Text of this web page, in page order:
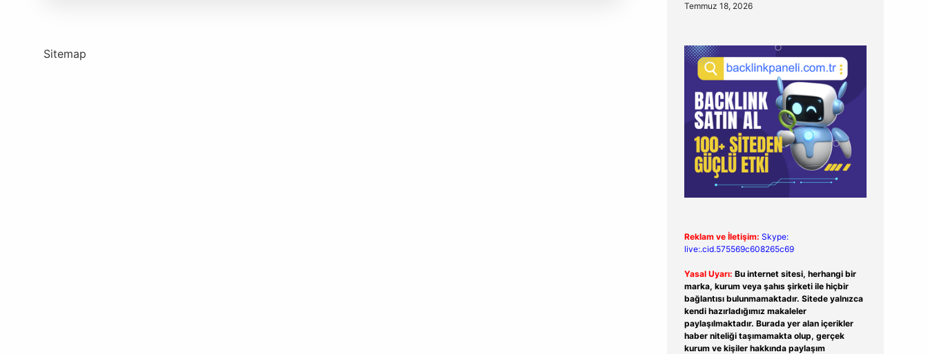
Sitemap
Temmuz 18, 2026
Reklam ve İletişim: Skype:
live:.cid.575569c608265c69
Yasal Uyarı: Bu internet sitesi, herhangi bir
marka, kurum veya şahıs şirketi ile hiçbir
bağlantısı bulunmamaktadır. Sitede yalnızca
kendi hazırladığımız makaleler
paylaşılmaktadır. Burada yer alan içerikler
haber niteliği taşımamakta olup, gerçek
kurum ve kişiler hakkında paylaşım